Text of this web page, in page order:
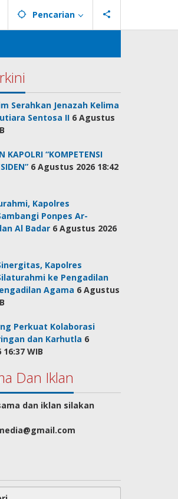
Pencarian
Serahkan Jenazah Kelima
Sentosa II 6 Agustus
KAPOLRI “KOMPETENSI
6 Agustus 2026 18:42
Kapolres
Ponpes Ar-
Al Badar 6 Agustus 2026
Kapolres
ke Pengadilan
Agama 6 Agustus
Perkuat Kolaborasi
dan Karhutla 6
WIB
Dan Iklan
dan iklan silakan